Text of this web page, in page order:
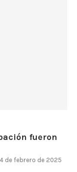
fueron
de febrero de 2025